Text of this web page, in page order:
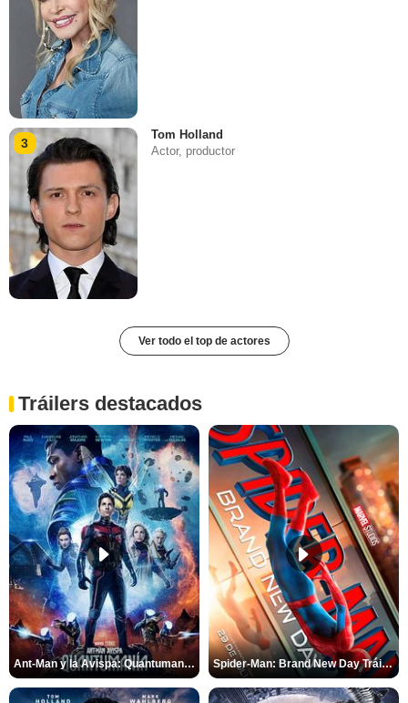
3
Tom Holland
Actor, productor
Ver todo el top de actores
Tráilers destacados
Ant-Man y la Avispa: Quantumanía Tráiler (2) Spider-Man: Brand New Day Tráiler (3)